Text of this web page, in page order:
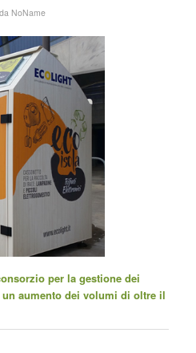
da NoName
per la gestione dei
un aumento dei volumi di oltre il